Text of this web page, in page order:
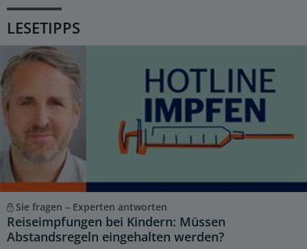
LESETIPPS
Sie fragen – Experten antworten
Reiseimpfungen bei Kindern: Müssen
Abstandsregeln eingehalten werden?